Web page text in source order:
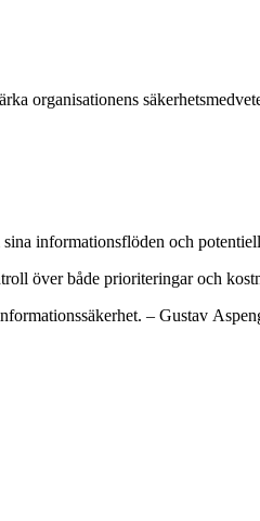
organisationens
informationsflöden och
över både prioriteringar och
– Gustav